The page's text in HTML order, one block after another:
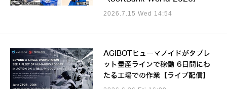
2026.7.15 Wed 14:54
AGIBOTヒューマノイドがタブレ
ット量産ラインで稼働 6日間にわ
たる工場での作業【ライブ配信】